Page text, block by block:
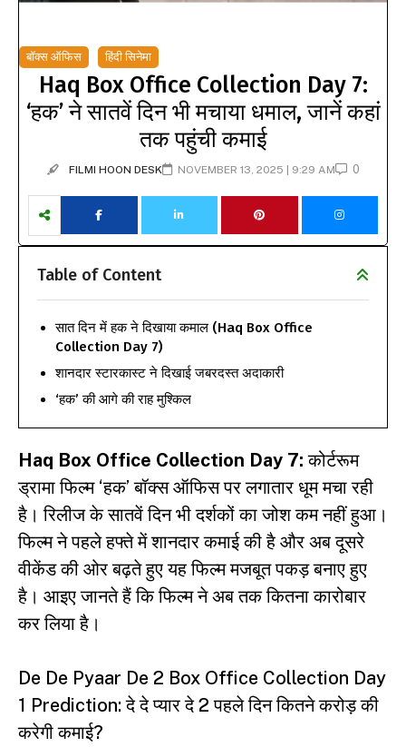
बॉक्स ऑफिस हिंदी सिनेमा
Haq Box Office Collection Day 7:
‘हक’ ने सातवें दिन भी मचाया धमाल, जानें कहां
तक पहुंची कमाई
FILMI HOON DESK NOVEMBER 13, 2025 | 9:29 AM 0
Table of Content
सात दिन में हक ने दिखाया कमाल (Haq Box Office
Collection Day 7)
शानदार स्टारकास्ट ने दिखाई जबरदस्त अदाकारी
‘हक’ की आगे की राह मुश्किल
Haq Box Office Collection Day 7: कोर्टरूम
ड्रामा फिल्म ‘हक’ बॉक्स ऑफिस पर लगातार धूम मचा रही
है। रिलीज के सातवें दिन भी दर्शकों का जोश कम नहीं हुआ।
फिल्म ने पहले हफ्ते में शानदार कमाई की है और अब दूसरे
वीकेंड की ओर बढ़ते हुए यह फिल्म मजबूत पकड़ बनाए हुए
है। आइए जानते हैं कि फिल्म ने अब तक कितना कारोबार
कर लिया है।
De De Pyaar De 2 Box Office Collection Day
1 Prediction: दे दे प्यार दे 2 पहले दिन कितने करोड़ की
करेगी कमाई?